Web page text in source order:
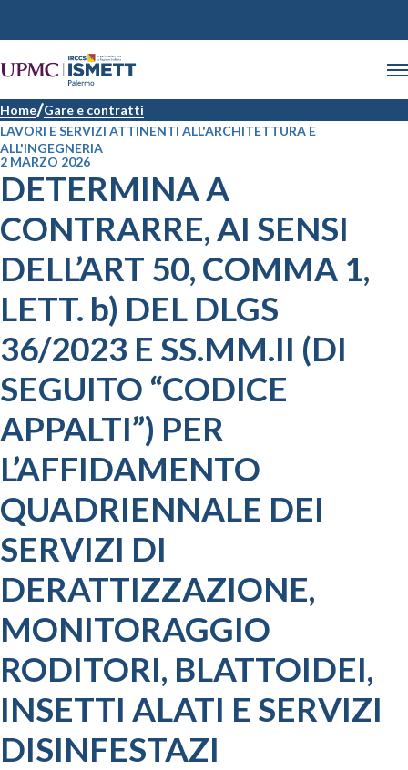
Home Gare e contratti
LAVORI E SERVIZI ATTINENTI ALL'ARCHITETTURA E
ALL'INGEGNERIA
2 MARZO 2026
DETERMINA A
CONTRARRE, AI SENSI
DELL’ART 50, COMMA 1,
LETT. b) DEL DLGS
36/2023 E SS.MM.II (DI
SEGUITO “CODICE
APPALTI”) PER
L’AFFIDAMENTO
QUADRIENNALE DEI
SERVIZI DI
DERATTIZZAZIONE,
MONITORAGGIO
RODITORI, BLATTOIDEI,
INSETTI ALATI E SERVIZI
DISINFESTAZI